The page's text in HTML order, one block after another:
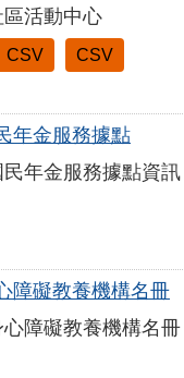
活動中心
CSV CSV
年金服務據點
年金服務據點資訊
障礙教養機構名冊
障礙教養機構名冊